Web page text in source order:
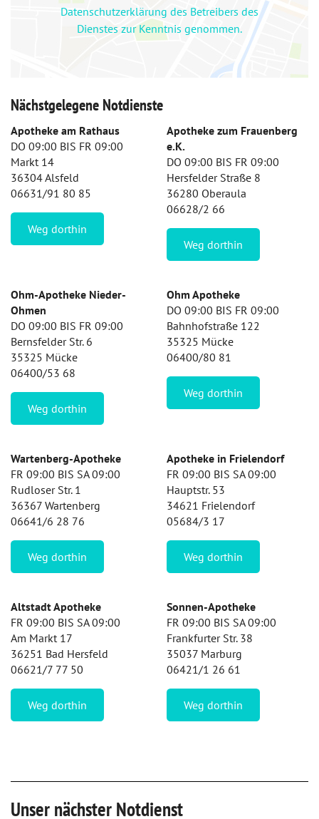
Datenschutzerklärung des Betreibers des
Dienstes zur Kenntnis genommen.
Nächstgelegene Notdienste
Apotheke am Rathaus
DO 09:00 BIS FR 09:00
Markt 14
36304 Alsfeld
06631/91 80 85
Weg dorthin
Apotheke zum Frauenberg
e.K.
DO 09:00 BIS FR 09:00
Hersfelder Straße 8
36280 Oberaula
06628/2 66
Weg dorthin
Ohm-Apotheke Nieder-
Ohmen
DO 09:00 BIS FR 09:00
Bernsfelder Str. 6
35325 Mücke
06400/53 68
Weg dorthin
Ohm Apotheke
DO 09:00 BIS FR 09:00
Bahnhofstraße 122
35325 Mücke
06400/80 81
Weg dorthin
Wartenberg-Apotheke
FR 09:00 BIS SA 09:00
Rudloser Str. 1
36367 Wartenberg
06641/6 28 76
Weg dorthin
Apotheke in Frielendorf
FR 09:00 BIS SA 09:00
Hauptstr. 53
34621 Frielendorf
05684/3 17
Weg dorthin
Altstadt Apotheke
FR 09:00 BIS SA 09:00
Am Markt 17
36251 Bad Hersfeld
06621/7 77 50
Weg dorthin
Sonnen-Apotheke
FR 09:00 BIS SA 09:00
Frankfurter Str. 38
35037 Marburg
06421/1 26 61
Weg dorthin
Unser nächster Notdienst